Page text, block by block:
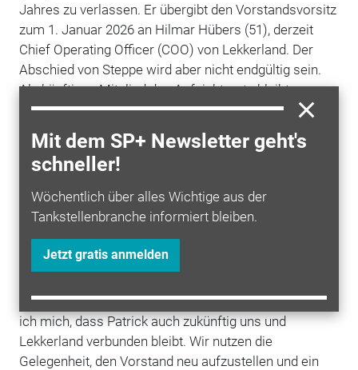
Mit dem SP+ Newsletter geht's
schneller!
Wöchentlich über alles Wichtige aus der
Tankstellenbranche informiert bleiben.
Jetzt gratis anmelden
Jahres zu verlassen. Er übergibt den Vorstandsvorsitz
zum 1. Januar 2026 an Hilmar Hübers (51), derzeit
Chief Operating Officer (COO) von Lekkerland. Der
Abschied von Steppe wird aber nicht endgültig sein.
Als künftiges Mitglied des Aufsichtsrats bleibt er
Lekkerland auch über 2025 hinaus verbunden.
"Patrick Steppe hat mit seiner jahrzehntelangen
Erfahrung maßgeblich dazu beitragen, Lekkerland zu
Player im BereichConvenienceund
Unterwegskonsum. Wir sind sehr zufrieden mit dieser
Entwicklung. Ich danke ihm ganz herzlich für die
immer vertrauensvolle und gute Zusammenarbeit, die
Vorstandsvorsitzender der REWE Group. "Daher freue
ich mich, dass Patrick auch zukünftig uns und
Lekkerland verbunden bleibt. Wir nutzen die
Gelegenheit, den Vorstand neu aufzustellen und ein